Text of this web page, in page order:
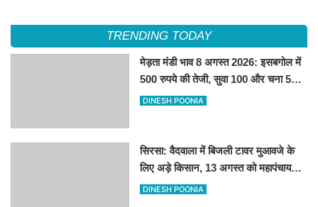
TRENDING TODAY
मेड़ता मंडी भाव 8 अगस्त 2026: इसबगोल में
500 रुपये की तेजी, सुवा 100 और चना 50
रूपए मंदे
DINESH POONIA
सिरसा: वैदवाला में बिजली टावर मुआवजे के
लिए अड़े किसान, 13 अगस्त को महापंचायत
का ऐलान
DINESH POONIA